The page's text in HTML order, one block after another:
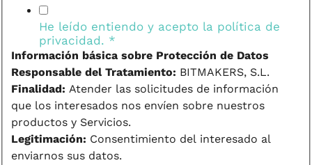
He leído entiendo y acepto la política de
privacidad. *
Información básica sobre Protección de Datos
Responsable del Tratamiento: BITMAKERS, S.L.
Finalidad: Atender las solicitudes de información
que los interesados nos envíen sobre nuestros
productos y Servicios.
Legitimación: Consentimiento del interesado al
enviarnos sus datos.